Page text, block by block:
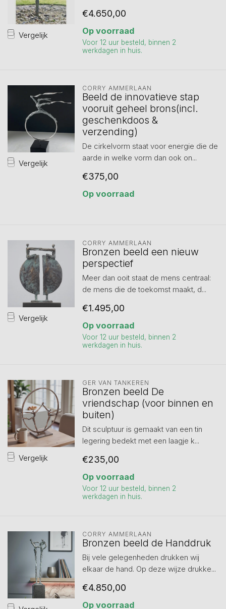
Vergelijk
€4.650,00
Op voorraad
Voor 12 uur besteld, binnen 2
werkdagen in huis.
Vergelijk
CORRY AMMERLAAN
Beeld de innovatieve stap
vooruit geheel brons(incl.
geschenkdoos &
verzending)
De cirkelvorm staat voor energie die de
aarde in welke vorm dan ook on...
€375,00
Op voorraad
Vergelijk
CORRY AMMERLAAN
Bronzen beeld een nieuw
perspectief
Meer dan ooit staat de mens centraal:
de mens die de toekomst maakt, d...
€1.495,00
Op voorraad
Voor 12 uur besteld, binnen 2
werkdagen in huis.
Vergelijk
GER VAN TANKEREN
Bronzen beeld De
vriendschap (voor binnen en
buiten)
Dit sculptuur is gemaakt van een tin
legering bedekt met een laagje k...
€235,00
Op voorraad
Voor 12 uur besteld, binnen 2
werkdagen in huis.
CORRY AMMERLAAN
Bronzen beeld de Handdruk
Bij vele gelegenheden drukken wij
elkaar de hand. Op deze wijze drukke...
€4.850,00
Op voorraad